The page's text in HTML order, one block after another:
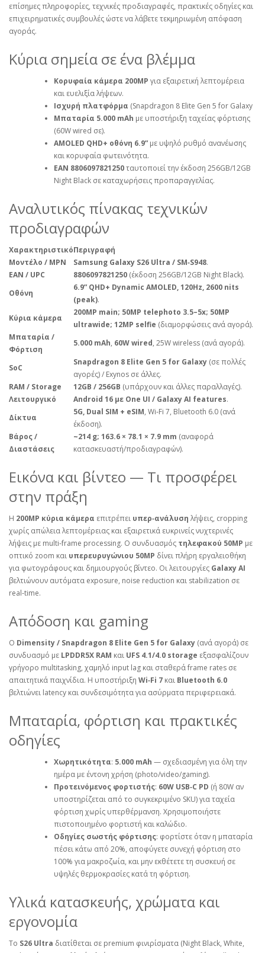
επίσημες πληροφορίες, τεχνικές προδιαγραφές, πρακτικές οδηγίες και
επιχειρηματικές συμβουλές ώστε να λάβετε τεκμηριωμένη απόφαση
αγοράς.
Κύρια σημεία σε ένα βλέμμα
Κορυφαία κάμερα 200MP για εξαιρετική λεπτομέρεια
και ευελιξία λήψεων.
Ισχυρή πλατφόρμα (Snapdragon 8 Elite Gen 5 for Galaxy
Μπαταρία 5.000 mAh με υποστήριξη ταχείας φόρτισης
(60W wired σε).
AMOLED QHD+ οθόνη 6.9” με υψηλό ρυθμό ανανέωσης
και κορυφαία φωτεινότητα.
EAN 8806097821250ταυτοποιεί την έκδοση 256GB/12GB
Night Black σε καταχωρήσεις προπαραγγελίας.
Αναλυτικός πίνακας τεχνικών
προδιαγραφών
ΧαρακτηριστικόΠεριγραφή
Μοντέλο / MPN
Samsung Galaxy S26 Ultra / SM‑S948.
EAN / UPC
8806097821250 (έκδοση 256GB/12GB Night Black).
Οθόνη
6.9” QHD+ Dynamic AMOLED, 120Hz, 2600 nits
(peak).
Κύρια κάμερα
200MP main; 50MP telephoto 3.5–5x; 50MP
ultrawide; 12MP selfie (διαμορφώσεις ανά αγορά).
Μπαταρία /
Φόρτιση
5.000 mAh, 60W wired, 25W wireless (ανά αγορά).
SoC
Snapdragon 8 Elite Gen 5 for Galaxy (σε πολλές
αγορές) / Exynos σε άλλες.
RAM / Storage
12GB / 256GB (υπάρχουν και άλλες παραλλαγές).
Λειτουργικό
Android 16 με One UI / Galaxy AI features.
Δίκτυα
5G, Dual SIM + eSIM, Wi‑Fi 7, Bluetooth 6.0 (ανά
έκδοση).
Βάρος /
Διαστάσεις
~214 g; 163.6 × 78.1 × 7.9 mm (αναφορά
κατασκευαστή/προδιαγραφών).
Εικόνα και βίντεο — Τι προσφέρει
στην πράξη
Η 200MP κύρια κάμερα επιτρέπει υπερ‑ανάλυση λήψεις, cropping
χωρίς απώλεια λεπτομέρειας και εξαιρετικά ευκρινείς νυχτερινές
λήψεις με multi‑frame processing. Ο συνδυασμός τηλεφακού 50MP με
οπτικό zoom και υπερευρυγώνιου 50MP δίνει πλήρη εργαλειοθήκη
για φωτογράφους και δημιουργούς βίντεο. Οι λειτουργίες Galaxy AI
βελτιώνουν αυτόματα exposure, noise reduction και stabilization σε
real‑time.
Απόδοση και gaming
Ο Dimensity / Snapdragon 8 Elite Gen 5 for Galaxy (ανά αγορά) σε
συνδυασμό με LPDDR5X RAM και UFS 4.1/4.0 storage εξασφαλίζουν
γρήγορο multitasking, χαμηλό input lag και σταθερά frame rates σε
απαιτητικά παιχνίδια. Η υποστήριξη Wi‑Fi 7 και Bluetooth 6.0
βελτιώνει latency και συνδεσιμότητα για ασύρματα περιφερειακά.
Μπαταρία, φόρτιση και πρακτικές
οδηγίες
Χωρητικότητα: 5.000 mAh — σχεδιασμένη για όλη την
ημέρα με έντονη χρήση (photo/video/gaming).
Προτεινόμενος φορτιστής: 60W USB‑C PD (ή 80W αν
υποστηρίζεται από το συγκεκριμένο SKU) για ταχεία
φόρτιση χωρίς υπερθέρμανση. Χρησιμοποιήστε
πιστοποιημένο φορτιστή και καλώδιο.
Οδηγίες σωστής φόρτισης: φορτίστε όταν η μπαταρία
πέσει κάτω από 20%, αποφύγετε συνεχή φόρτιση στο
100% για μακροζωία, και μην εκθέτετε τη συσκευή σε
υψηλές θερμοκρασίες κατά τη φόρτιση.
Υλικά κατασκευής, χρώματα και
εργονομία
Το S26 Ultra διατίθεται σε premium φινιρίσματα (Night Black, White,